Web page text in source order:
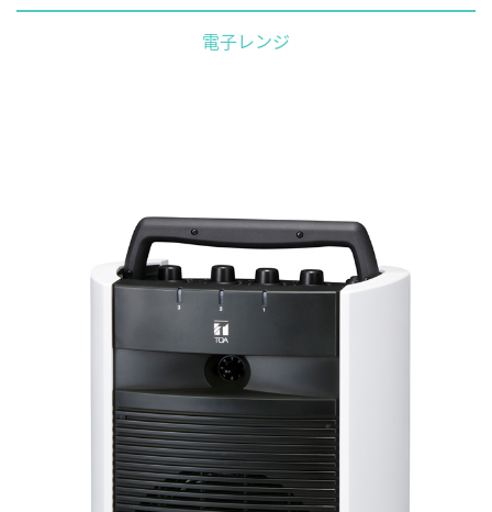
電子レンジ